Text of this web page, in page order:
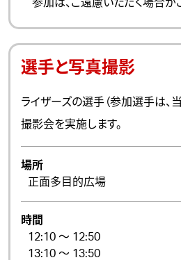
参加は、ご遠慮いただく場合が
選手と写真撮影
ライザーズの選手（参加選手は、
撮影会を実施します。
場所
正面多目的広場
時間
12:10 ～ 12:50
13:10 ～ 13:50